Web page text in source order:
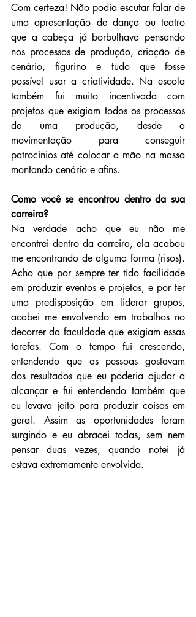
Com certeza! Não podia escutar falar de
uma apresentação de dança ou teatro
que a cabeça já borbulhava pensando
nos processos de produção, criação de
cenário, figurino e tudo que fosse
possível usar a criatividade. Na escola
também fui muito incentivada com
projetos que exigiam todos os processos
de uma produção, desde a
movimentação para conseguir
patrocínios até colocar a mão na massa
montando cenário e afins.
Como você se encontrou dentro da sua
carreira?
Na verdade acho que eu não me
encontrei dentro da carreira, ela acabou
me encontrando de alguma forma (risos).
Acho que por sempre ter tido facilidade
em produzir eventos e projetos, e por ter
uma predisposição em liderar grupos,
acabei me envolvendo em trabalhos no
decorrer da faculdade que exigiam essas
tarefas. Com o tempo fui crescendo,
entendendo que as pessoas gostavam
dos resultados que eu poderia ajudar a
alcançar e fui entendendo também que
eu levava jeito para produzir coisas em
geral. Assim as oportunidades foram
surgindo e eu abracei todas, sem nem
pensar duas vezes, quando notei já
estava extremamente envolvida.